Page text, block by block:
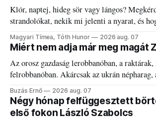
Klór, naptej, hideg sör vagy lángos?
strandolókat, nekik mi jelenti a nyarat, és
kánikulát.
Magyari Tímea, Tóth Hunor 2026 aug. 07
Miért nem adja már meg magát
Az orosz gazdaság lerobbanóban, a
felrobbanóban. Akárcsak az ukrán
elégedetlen vezetőivel.
Buzás Ernő 2026 aug. 07
Négy hónap felfüggesztett
első fokon László Szabolcs